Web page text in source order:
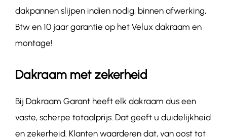
dakpannen slijpen indien nodig, binnen afwerking,
Btw en 10 jaar garantie op het Velux dakraam en
montage!
Dakraam met zekerheid
Bij Dakraam Garant heeft elk dakraam dus een
vaste, scherpe totaalprijs. Dat geeft u duidelijkheid
en zekerheid. Klanten waarderen dat, van oost tot